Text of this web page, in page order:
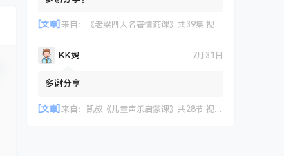
[文章] 来自： 《老梁四大名著情商课》共39集 视频课程
KK妈 7月31日
多谢分享
[文章] 来自： 凯叔《儿童声乐启蒙课》共28节 视频课程